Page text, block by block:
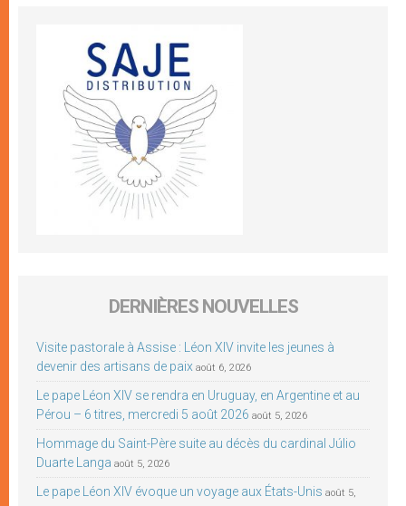
DERNIÈRES NOUVELLES
Visite pastorale à Assise : Léon XIV invite les jeunes à
devenir des artisans de paix août 6, 2026
Le pape Léon XIV se rendra en Uruguay, en Argentine et au
Pérou – 6 titres, mercredi 5 août 2026 août 5, 2026
Hommage du Saint-Père suite au décès du cardinal Júlio
Duarte Langa août 5, 2026
Le pape Léon XIV évoque un voyage aux États-Unis août 5,